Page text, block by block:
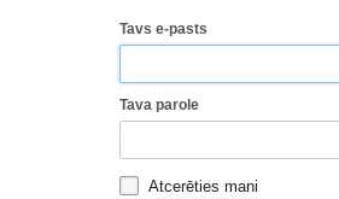
Tavs e-pasts
Tava parole
Atcerēties mani